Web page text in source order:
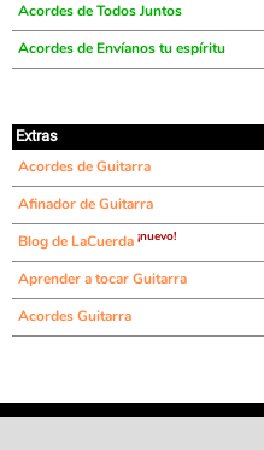
Acordes de Todos Juntos
Acordes de Envíanos tu espíritu
Extras
Acordes de Guitarra
Afinador de Guitarra
Blog de LaCuerda ¡nuevo!
Aprender a tocar Guitarra
Acordes Guitarra